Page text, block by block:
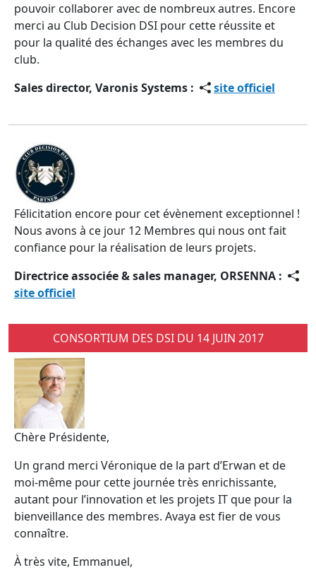
pouvoir collaborer avec de nombreux autres. Encore
merci au Club Decision DSI pour cette réussite et
pour la qualité des échanges avec les membres du
club.
Sales director, Varonis Systems :
site officiel
Félicitation encore pour cet évènement exceptionnel !
Nous avons à ce jour 12 Membres qui nous ont fait
confiance pour la réalisation de leurs projets.
Directrice associée & sales manager, ORSENNA :
site officiel
CONSORTIUM DES DSI DU 14 JUIN 2017
Chère Présidente,
Un grand merci Véronique de la part d’Erwan et de
moi-même pour cette journée très enrichissante,
autant pour l’innovation et les projets IT que pour la
bienveillance des membres. Avaya est fier de vous
connaître.
À très vite, Emmanuel,